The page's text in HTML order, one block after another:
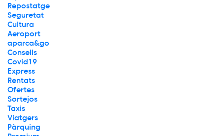
Repostatge
Seguretat
Cultura
Aeroport
aparca&go
Consells
Covid19
Express
Rentats
Ofertes
Sortejos
Taxis
Viatgers
Pàrquing